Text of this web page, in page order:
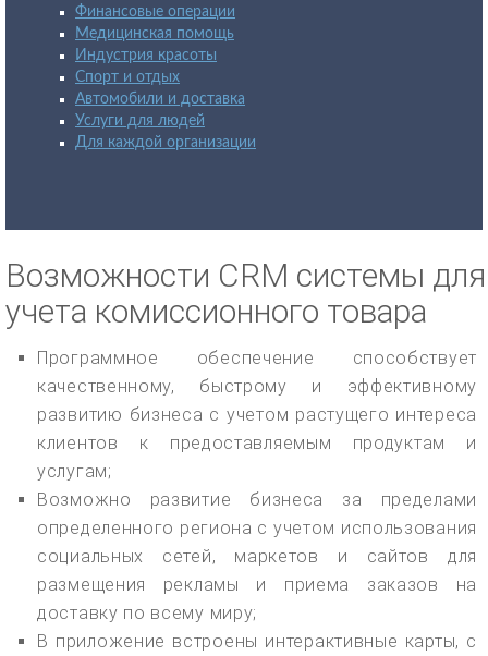
Финансовые операции
Медицинская помощь
Индустрия красоты
Спорт и отдых
Автомобили и доставка
Услуги для людей
Для каждой организации
Возможности CRM системы для
учета комиссионного товара
Программное обеспечение способствует
качественному, быстрому и эффективному
развитию бизнеса с учетом растущего интереса
клиентов к предоставляемым продуктам и
услугам;
Возможно развитие бизнеса за пределами
определенного региона с учетом использования
социальных сетей, маркетов и сайтов для
размещения рекламы и приема заказов на
доставку по всему миру;
В приложение встроены интерактивные карты, с